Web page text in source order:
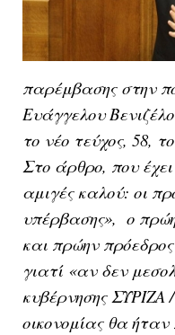
παρέμβασης στην
Ευάγγελου
το νέο τεύχος, 58,
Στο άρθρο, που
αμιγές καλού: οι
υπέρβασης», ο
και πρώην
γιατί «αν δεν
κυβέρνησης
οικονομίας θα